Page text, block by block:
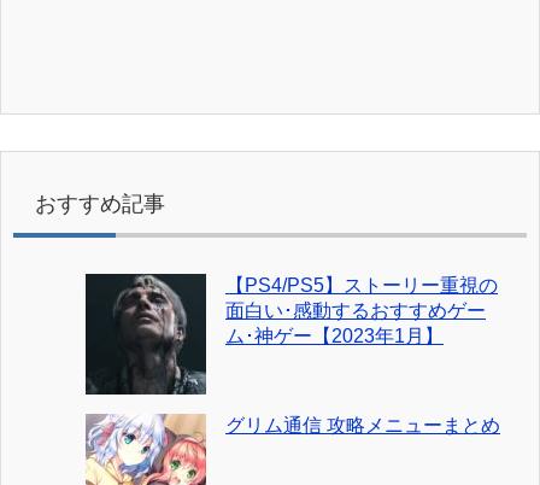
おすすめ記事
【PS4/PS5】ストーリー重視の
面白い･感動するおすすめゲー
ム･神ゲー【2023年1月】
グリム通信 攻略メニューまとめ